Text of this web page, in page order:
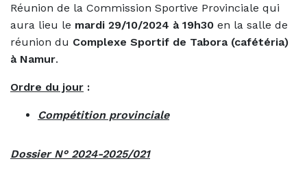
Réunion de la Commission Sportive Provinciale qui
aura lieu le mardi 29/10/2024 à 19h30 en la salle de
réunion du Complexe Sportif de Tabora (cafétéria)
à Namur.
Ordre du jour :
Compétition provinciale
Dossier N° 2024-2025/021